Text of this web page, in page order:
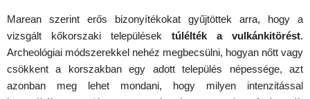
Marean szerint erős bizonyítékokat gyűjtöttek arra, hogy a
vizsgált kőkorszaki települések túlélték a vulkánkitörést.
Archeológiai módszerekkel nehéz megbecsülni, hogyan nőtt vagy
csökkent a korszakban egy adott település népessége, azt
azonban meg lehet mondani, hogy milyen intenzitással